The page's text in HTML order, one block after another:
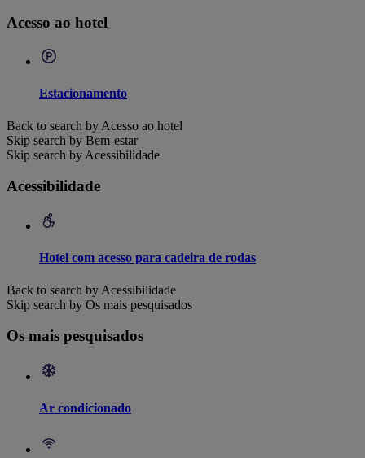
Acesso ao hotel
Estacionamento
Back to search by Acesso ao hotel
Skip search by Bem-estar
Skip search by Acessibilidade
Acessibilidade
Hotel com acesso para cadeira de rodas
Back to search by Acessibilidade
Skip search by Os mais pesquisados
Os mais pesquisados
Ar condicionado